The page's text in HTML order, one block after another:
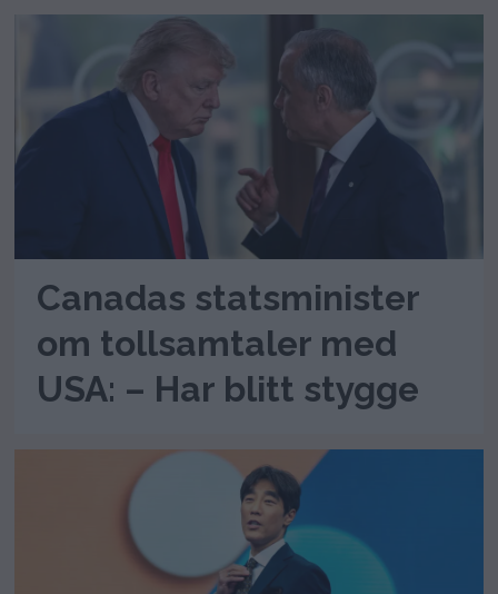
Canadas statsminister
om tollsamtaler med
USA: – Har blitt stygge